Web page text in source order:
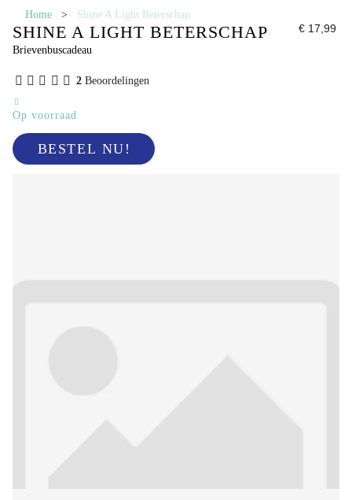
Home > Shine A Light Beterschap
SHINE A LIGHT BETERSCHAP
Brievenbuscadeau
€ 17,99
2Beoordelingen
Op voorraad
BESTEL NU!